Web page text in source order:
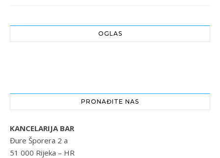
OGLAS
PRONAĐITE NAS
KANCELARIJA BAR
Đure Šporera 2 a
51 000 Rijeka – HR